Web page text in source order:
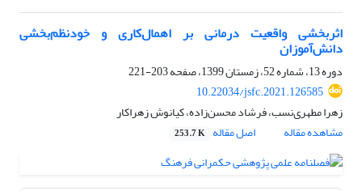
اثربخشی واقعیت درمانی بر اهمال‌کاری و خودنظم‌بخشی
دانش‌آموزان
دوره 13، شماره 52، زمستان 1399، صفحه
203-221
10.22034/jsfc.2021.126585
زهرا مطهری‌نسب، فرشاد محسن‌زاده، کیانوش زهراکار
مشاهده مقاله
اصل مقاله 253.7 K